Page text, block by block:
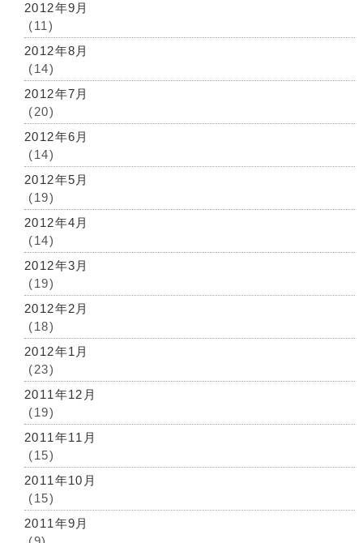
2012年9月
(11)
2012年8月
(14)
2012年7月
(20)
2012年6月
(14)
2012年5月
(19)
2012年4月
(14)
2012年3月
(19)
2012年2月
(18)
2012年1月
(23)
2011年12月
(19)
2011年11月
(15)
2011年10月
(15)
2011年9月